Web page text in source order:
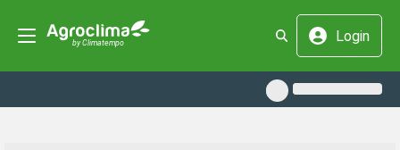
Login